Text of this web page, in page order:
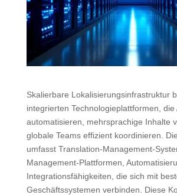
Skalierbare Lokalisierungsinfrastruktur
integrierten Technologieplattformen, die
automatisieren, mehrsprachige Inhalte
globale Teams effizient koordinieren.
umfasst Translation-Management-
Management-Plattformen,
Integrationsfähigkeiten, die sich mit
Geschäftssystemen verbinden. Diese